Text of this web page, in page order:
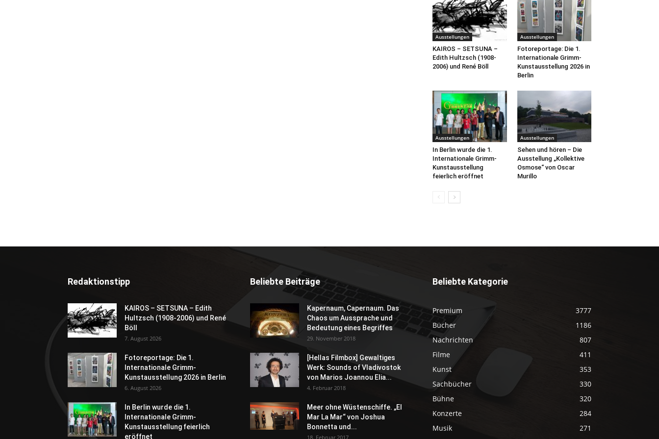
Ausstellungen
KAIROS – SETSUNA –
Edith Hultzsch (1908-
2006) und René Böll
Ausstellungen
Fotoreportage: Die 1.
Internationale Grimm-
Kunstausstellung 2026 in
Berlin
Ausstellungen
In Berlin wurde die 1.
Internationale Grimm-
Kunstausstellung
feierlich eröffnet
Ausstellungen
Sehen und hören – Die
Ausstellung „Kollektive
Osmose“ von Oscar
Murillo
Redaktionstipp
KAIROS – SETSUNA – Edith
Hultzsch (1908-2006) und René
Böll
7. August 2026
Fotoreportage: Die 1.
Internationale Grimm-
Kunstausstellung 2026 in Berlin
6. August 2026
In Berlin wurde die 1.
Internationale Grimm-
Kunstausstellung feierlich
eröffnet
Beliebte Beiträge
Kapernaum, Capernaum. Das
Chaos um Aussprache und
Bedeutung eines Begriffes
29. November 2018
[Hellas Filmbox] Gewaltiges
Werk: Sounds of Vladivostok
von Marios Joannou Elia...
4. Februar 2018
Meer ohne Wüstenschiffe. „El
Mar La Mar“ von Joshua
Bonnetta und...
18. Februar 2017
Beliebte Kategorie
Premium
3777
Bücher
1186
Nachrichten
807
Filme
411
Kunst
353
Sachbücher
330
Bühne
320
Konzerte
284
Musik
271